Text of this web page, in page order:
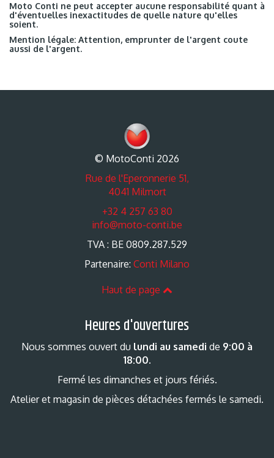
Moto Conti ne peut accepter aucune responsabilité quant à
d'éventuelles inexactitudes de quelle nature qu'elles
soient.
Mention légale: Attention, emprunter de l'argent coute
aussi de l'argent.
© MotoConti 2026
Rue de l'Eperonnerie 51,
4041 Milmort
+32 4 257 63 80
info@moto-conti.be
TVA : BE 0809.287.529
Partenaire: Conti Milano
Haut de page
Heures d'ouvertures
Nous sommes ouvert du lundi au samedi de 9:00 à
18:00.
Fermé les dimanches et jours fériés.
Atelier et magasin de pièces détachées fermés le samedi.